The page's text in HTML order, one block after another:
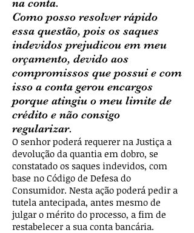
na conta.
Como posso resolver rápido
essa questão, pois os saques
indevidos prejudicou em meu
orçamento, devido aos
compromissos que possui e com
isso a conta gerou encargos
porque atingiu o meu limite de
crédito e não consigo
regularizar.
O senhor poderá requerer na Justiça a
devolução da quantia em dobro, se
constatado os saques indevidos, com
base no Código de Defesa do
Consumidor. Nesta ação poderá pedir a
tutela antecipada, antes mesmo de
julgar o mérito do processo, a fim de
restabelecer a sua conta bancária.